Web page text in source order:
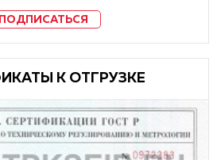
ПОДПИСАТЬСЯ
К ОТГРУЗКЕ